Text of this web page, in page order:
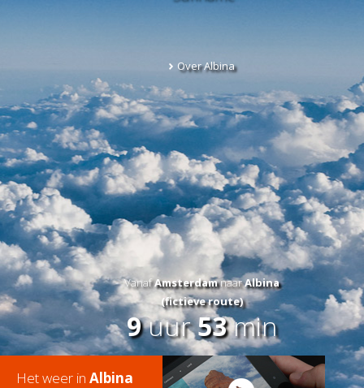
Over Albina
VanafAmsterdamnaarAlbina
(fictieve route)
9uur53min
Het weer in Albina